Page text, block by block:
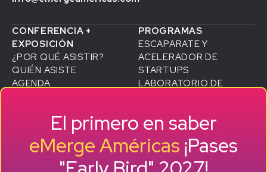
CONFERENCIA +
EXPOSICIÓN
¿POR QUÉ ASISTIR?
QUIÉN ASISTE
AGENDA
VIAJAR A MIAMI
PROGRAMAS
ESCAPARATE Y
ACELERADOR DE
STARTUPS
LABORATORIO DE
ANTIGUOS ALUMNOS
PATROCINADORES
CONVIÉRTETE EN
PATROCINADOR
El primero en saber
eMerge Américas ¡Pases